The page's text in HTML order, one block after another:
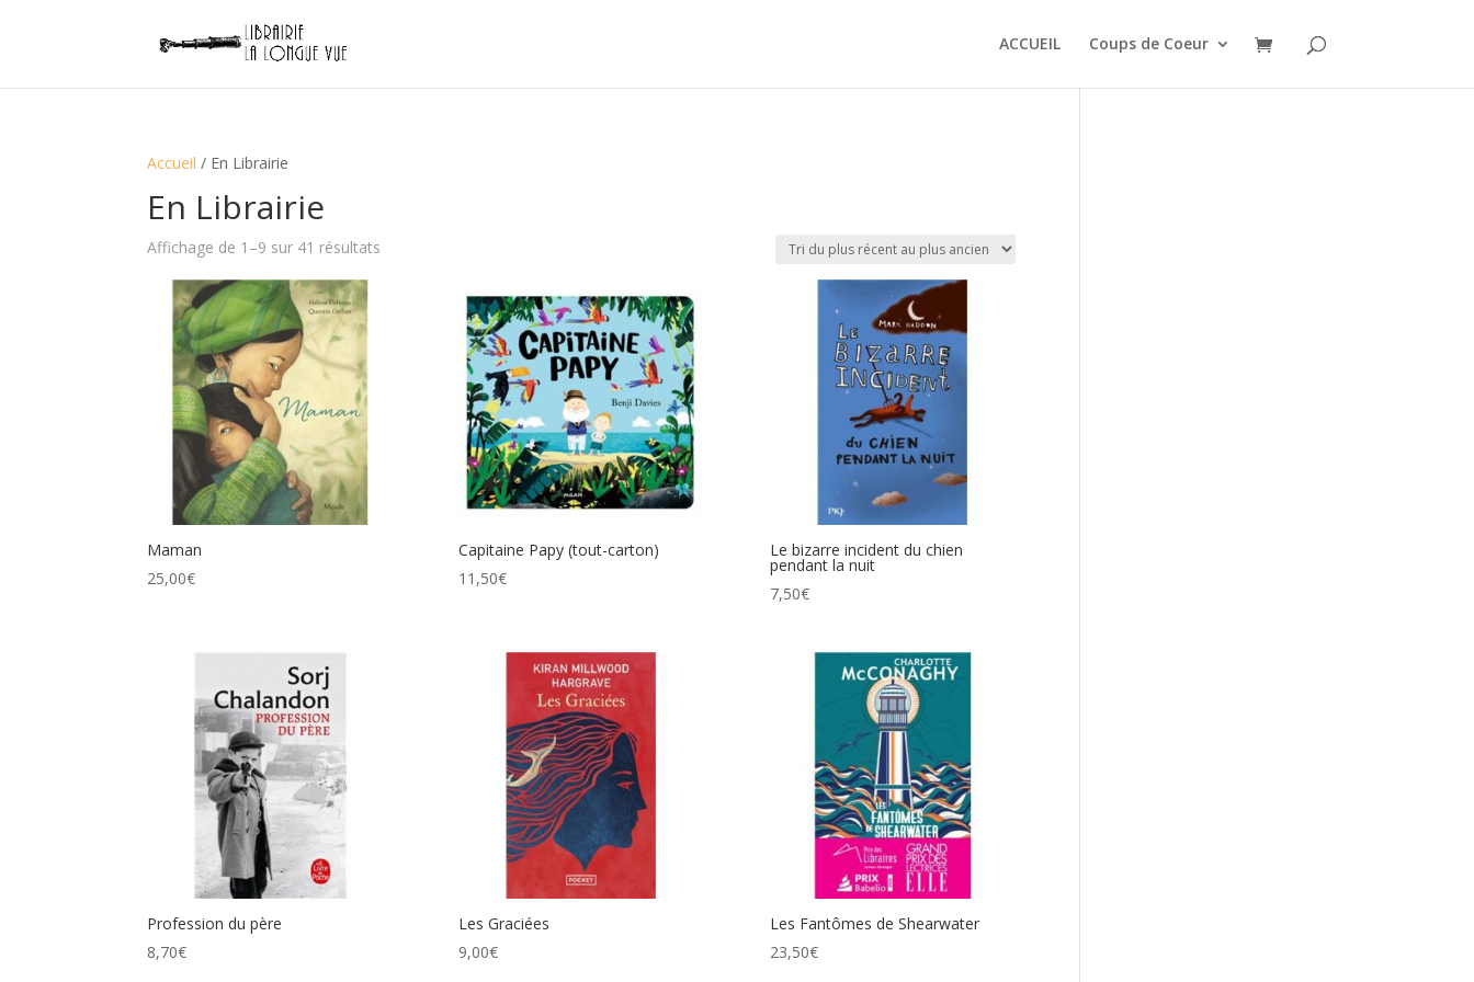
ACCUEIL Coups de Coeur
Accueil / En Librairie
En Librairie
Affichage de 1–9 sur 41 résultats
Maman
25,00€
Capitaine Papy (tout-carton)
11,50€
Le bizarre incident du chien
pendant la nuit
7,50€
Profession du père
8,70€
Les Graciées
9,00€
Les Fantômes de Shearwater
23,50€